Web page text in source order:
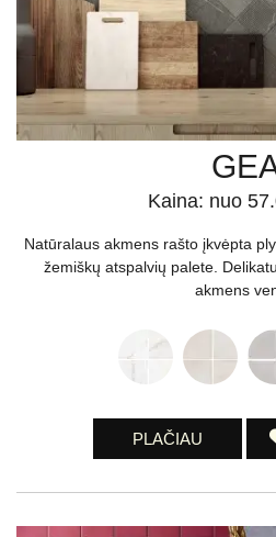
Kaina: nuo
Natūralaus akmens rašto įkvėpta
žemiškų atspalvių palete.
akmens
PLAČIAU